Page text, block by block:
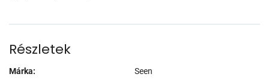
Részletek
Márka: Seen